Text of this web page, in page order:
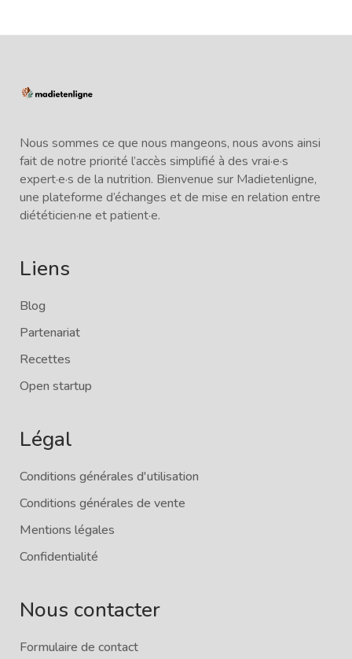
Nous sommes ce que nous mangeons, nous avons ainsi
fait de notre priorité l’accès simplifié à des vrai·e·s
expert·e·s de la nutrition. Bienvenue sur Madietenligne,
une plateforme d’échanges et de mise en relation entre
diététicien·ne et patient·e.
Liens
Blog
Partenariat
Recettes
Open startup
Légal
Conditions générales d'utilisation
Conditions générales de vente
Mentions légales
Confidentialité
Nous contacter
Formulaire de contact